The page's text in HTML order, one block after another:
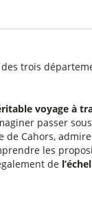
trois
voyage à
passer
de Cahors,
les
de